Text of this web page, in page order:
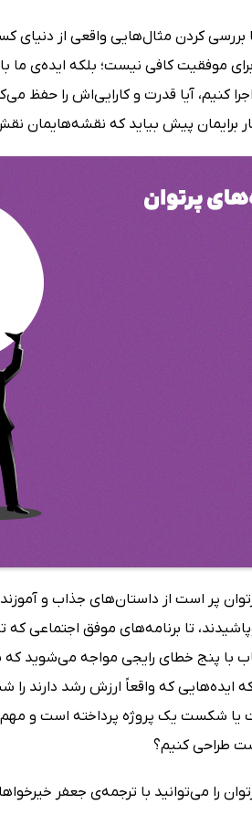
بررسی کردن مثال‌هایی واقعی از
موفقیت کافی نیست؛ بلکه ایده‌ی ما
کنیم، آیا قدرت و کارایی‌اش را حفظ
برایمان پیش بیاید که نقشه‌هایمان
پر است از داستان‌های جذاب و
تا برنامه‌های موفق اجتماعی که
با پنج خطای رایجی مواجه می‌شوید
ایده‌هایی که واقعاً ارزش رشد دارند
یا شکست یک پروژه پرداخته است و
طراحی کنیم؟
را می‌توانید با ترجمه‌ی جعفر